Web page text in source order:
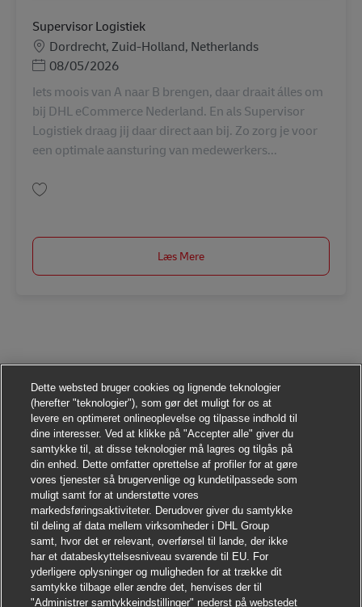
Supervisor Logistiek
Lokation
Dordrecht, Zuid-Holland, Netherlands
Posted Date
08/05/2026
Iets moois van A naar B brengen, daar draait álles om
bij DHL eCommerce Nederland. En als Supervisor
Logistiek draag jij daar direct aan bij. Zo zorg je voor
een optimale aansturing van medewerkers...
Læs Mere
Dette websted bruger cookies og lignende teknologier
(herefter "teknologier"), som gør det muligt for os at
levere en optimeret onlineoplevelse og tilpasse indhold til
dine interesser. Ved at klikke på "Accepter alle" giver du
samtykke til, at disse teknologier må lagres og tilgås på
din enhed. Dette omfatter oprettelse af profiler for at gøre
vores tjenester så brugervenlige og kundetilpassede som
muligt samt for at understøtte vores
markedsføringsaktiviteter. Derudover giver du samtykke
til deling af data mellem virksomheder i DHL Group
samt, hvor det er relevant, overførsel til lande, der ikke
har et databeskyttelsesniveau svarende til EU. For
yderligere oplysninger og muligheden for at trække dit
samtykke tilbage eller ændre det, henvises der til
"Administrer samtykkeindstillinger" nederst på webstedet